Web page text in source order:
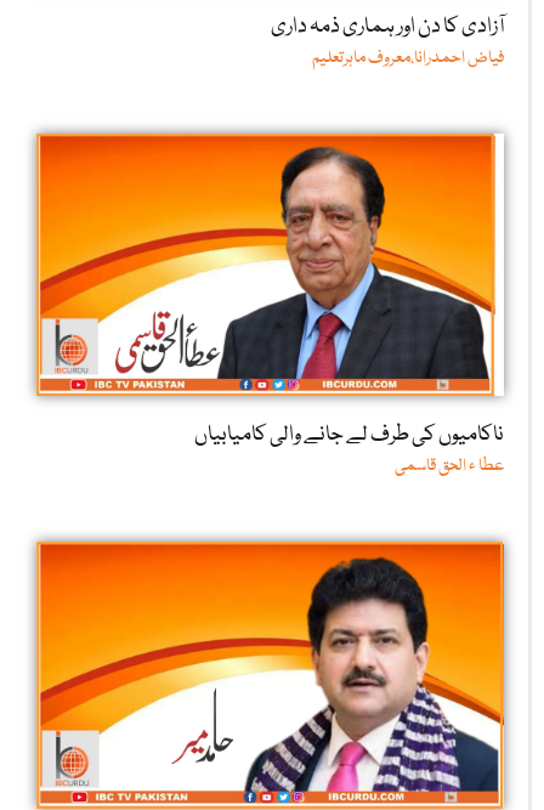
آزادی کا دن اور ہماری ذمہ داری
فیاض احمدرانا،معروف ماہرتعلیم
ناکامیوں کی طرف لے جانے والی کامیابیاں
عطا ء الحق قاسمی